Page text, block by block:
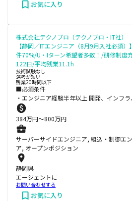
お気に入り
株式会社テクノプロ（テクノプロ・IT社）
【静岡／ITエンジニア（8月9月入社必須
件70%/U・Iターン希望者多数！/研修制度
122日/平均残業11.1h
技術試験なし
選考が短い
残業20時間以下
■必須条件
・エンジニア経験半年以上 開発、インフ
384万円〜800万円
サーバーサイドエンジニア, 組込・制御エ
ア, オープンポジション
静岡県
エージェントに
お問い合わせする
お気に入り